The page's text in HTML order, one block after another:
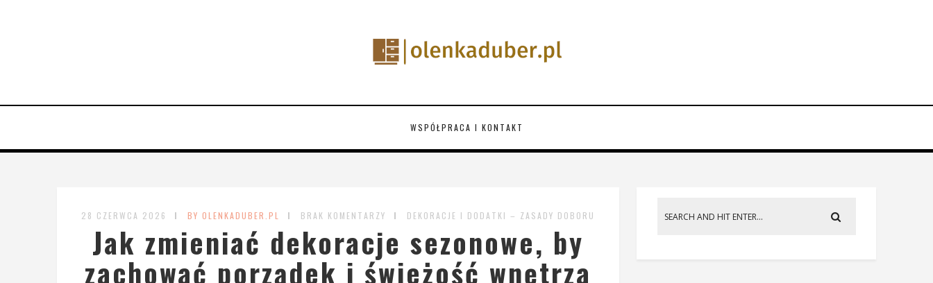
WSPÓŁPRACA I KONTAKT
28 CZERWCA 2026 BY OLENKADUBER.PL BRAK KOMENTARZY DEKORACJE I DODATKI – ZASADY DOBORU
Jak zmieniać dekoracje sezonowe, by
zachować porządek i świeżość wnętrza